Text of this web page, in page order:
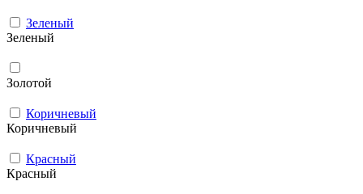
Зеленый
Зеленый
Золотой
Коричневый
Коричневый
Красный
Красный